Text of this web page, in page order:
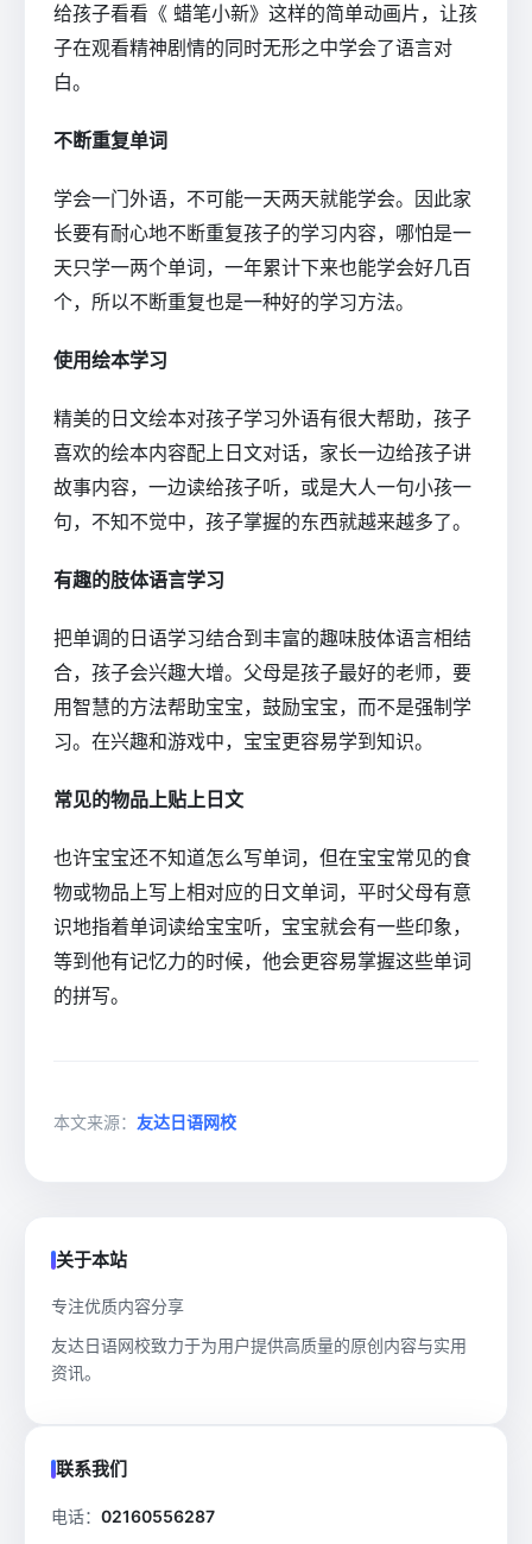
给孩子看看《 蜡笔小新》这样的简单动画片，让孩
子在观看精神剧情的同时无形之中学会了语言对
白。
不断重复单词
学会一门外语，不可能一天两天就能学会。因此家
长要有耐心地不断重复孩子的学习内容，哪怕是一
天只学一两个单词，一年累计下来也能学会好几百
个，所以不断重复也是一种好的学习方法。
使用绘本学习
精美的日文绘本对孩子学习外语有很大帮助，孩子
喜欢的绘本内容配上日文对话，家长一边给孩子讲
故事内容，一边读给孩子听，或是大人一句小孩一
句，不知不觉中，孩子掌握的东西就越来越多了。
有趣的肢体语言学习
把单调的日语学习结合到丰富的趣味肢体语言相结
合，孩子会兴趣大增。父母是孩子最好的老师，要
用智慧的方法帮助宝宝，鼓励宝宝，而不是强制学
习。在兴趣和游戏中，宝宝更容易学到知识。
常见的物品上贴上日文
也许宝宝还不知道怎么写单词，但在宝宝常见的食
物或物品上写上相对应的日文单词，平时父母有意
识地指着单词读给宝宝听，宝宝就会有一些印象，
等到他有记忆力的时候，他会更容易掌握这些单词
的拼写。
本文来源： 友达日语网校
关于本站
专注优质内容分享
友达日语网校致力于为用户提供高质量的原创内容与实用
资讯。
联系我们
电话： 02160556287